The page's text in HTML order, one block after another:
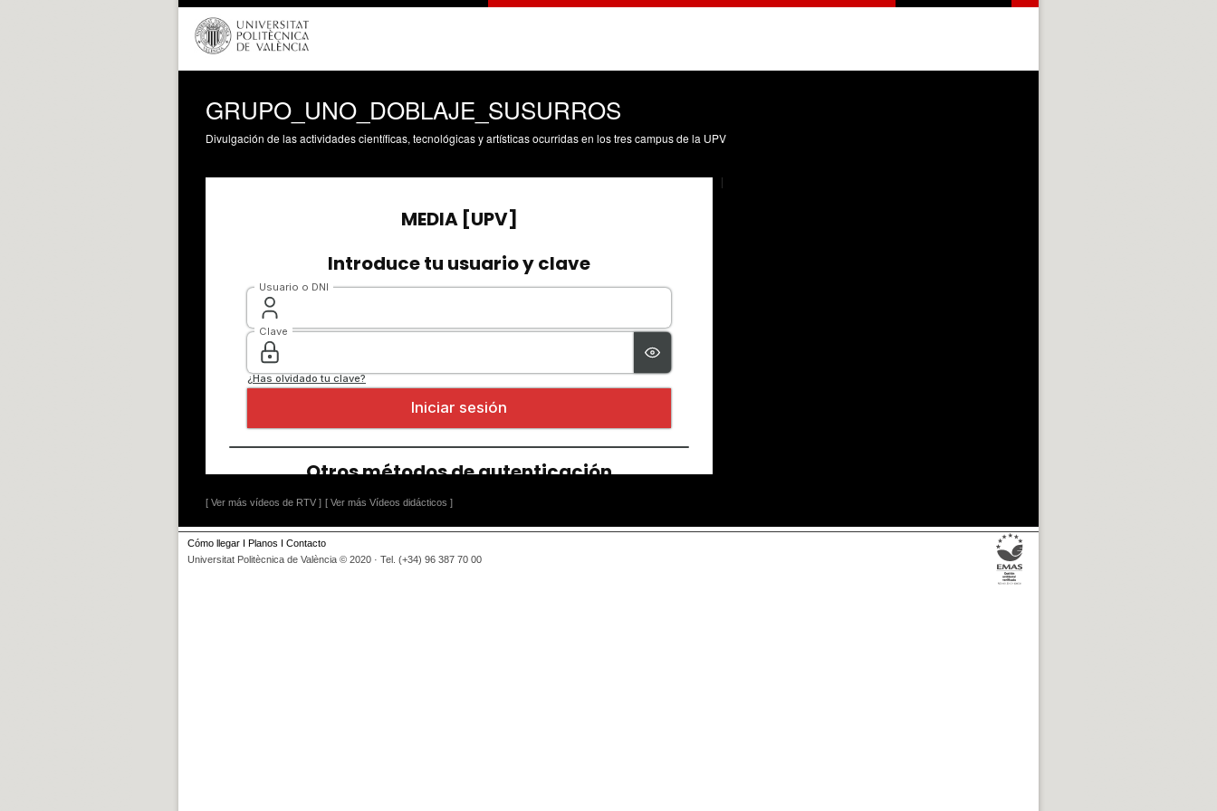
GRUPO_UNO_DOBLAJE_SUSURROS
Divulgación de las actividades científicas, tecnológicas y artísticas ocurridas en los tres campus de la UPV
[ Ver más vídeos de RTV ] [ Ver más Vídeos didácticos ]
Cómo llegar I Planos I Contacto
Universitat Politècnica de València © 2020 · Tel. (+34) 96 387 70 00